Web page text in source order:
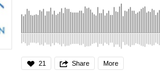
21 Share More